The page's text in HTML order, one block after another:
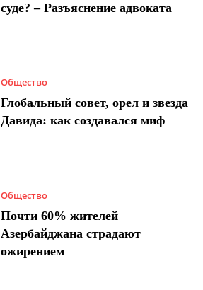
суде? – Разъяснение адвоката
Общество
Глобальный совет, орел и звезда
Давида: как создавался миф
Общество
Почти 60% жителей
Азербайджана страдают
ожирением